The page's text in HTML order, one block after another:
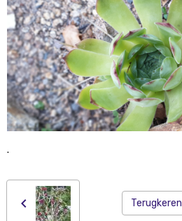
.
Terugkeren